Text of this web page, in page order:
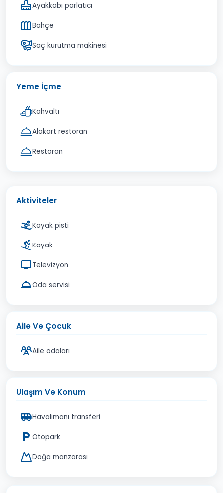
Ayakkabı parlatıcı
Bahçe
Saç kurutma makinesi
Yeme İçme
Kahvaltı
Alakart restoran
Restoran
Aktiviteler
Kayak pisti
Kayak
Televizyon
Oda servisi
Aile Ve Çocuk
Aile odaları
Ulaşım Ve Konum
Havalimanı transferi
Otopark
Doğa manzarası